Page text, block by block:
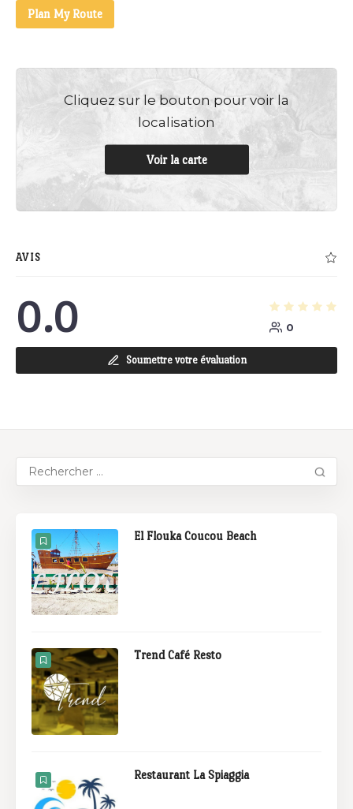
Plan My Route
Cliquez sur le bouton pour voir la
localisation
Voir la carte
AVIS
0.0 0
Soumettre votre évaluation
El Flouka Coucou Beach
Trend Café Resto
Restaurant La Spiaggia